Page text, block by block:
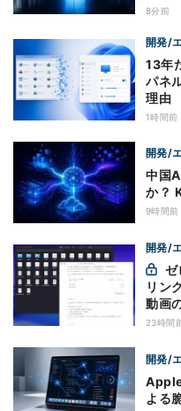
8分前
開発/
13年
パネ
理由
1時間前
開発/
中国
か？
9時間前
開発/
リン
動画
23時間
開発/
よる